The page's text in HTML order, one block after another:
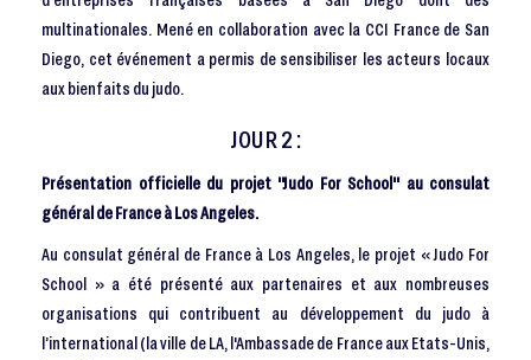
multinationales. Mené en collaboration avec la CCI France de San
Diego, cet événement a permis de sensibiliser les acteurs locaux
aux bienfaits du judo.
JOUR 2 :
Présentation officielle du projet "Judo For School" au consulat
général de France à Los Angeles.
Au consulat général de France à Los Angeles, le projet « Judo For
School » a été présenté aux partenaires et aux nombreuses
organisations qui contribuent au développement du judo à
l’international (la ville de LA, l'Ambassade de France aux Etats-Unis,